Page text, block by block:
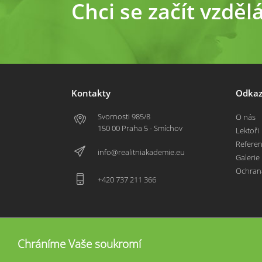
Chci se začít
Kontakty
Svornosti 985/8
150 00 Praha 5 - Smíchov
info@realitniakademie.eu
+420 737 211 366
O nás
Lektoři
Galerie
Chráníme Vaše soukromí